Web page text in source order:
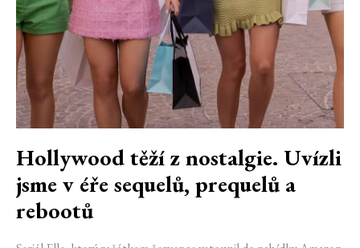
Hollywood těží z nostalgie. Uvízli
jsme v éře sequelů, prequelů a
rebootů